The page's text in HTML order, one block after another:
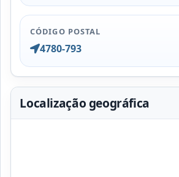
CÓDIGO POSTAL
4780-793
Localização geográfica